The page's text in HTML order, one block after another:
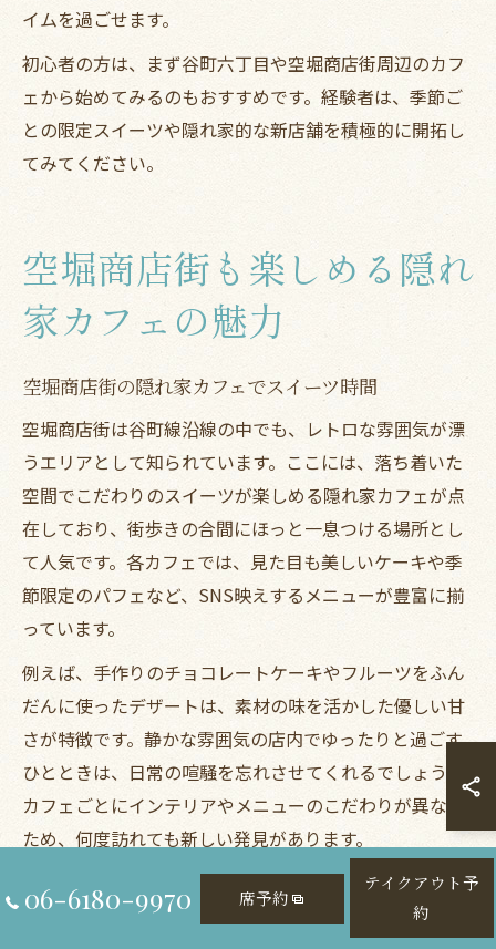
イムを過ごせます。
初心者の方は、まず谷町六丁目や空堀商店街周辺のカフ
ェから始めてみるのもおすすめです。経験者は、季節ご
との限定スイーツや隠れ家的な新店舗を積極的に開拓し
てみてください。
空堀商店街も楽しめる隠れ
家カフェの魅力
空堀商店街の隠れ家カフェでスイーツ時間
空堀商店街は谷町線沿線の中でも、レトロな雰囲気が漂
うエリアとして知られています。ここには、落ち着いた
空間でこだわりのスイーツが楽しめる隠れ家カフェが点
在しており、街歩きの合間にほっと一息つける場所とし
て人気です。各カフェでは、見た目も美しいケーキや季
節限定のパフェなど、SNS映えするメニューが豊富に揃
っています。
例えば、手作りのチョコレートケーキやフルーツをふん
だんに使ったデザートは、素材の味を活かした優しい甘
さが特徴です。静かな雰囲気の店内でゆったりと過ごす
ひとときは、日常の喧騒を忘れさせてくれるでしょう。
カフェごとにインテリアやメニューのこだわりが異なる
ため、何度訪れても新しい発見があります。
初めて訪れる方は、混雑しやすい時間帯を避けて、午前
中や夕方の早い時間帯を狙うのがおすすめです。また、
06-6180-9970 席予約
テイクアウト予
約